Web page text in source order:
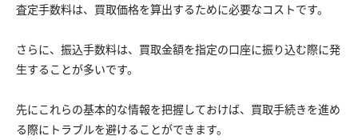
査定手数料は、買取価格を算出するために必要なコストです。
さらに、振込手数料は、買取金額を指定の口座に振り込む際に発
生することが多いです。
先にこれらの基本的な情報を把握しておけば、買取手続きを進め
る際にトラブルを避けることができます。